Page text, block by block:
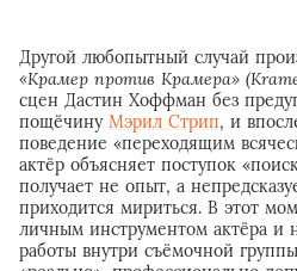
Другой любопытный случай
«Крамер против Крамера»
сцен Дастин Хоффман без
пощёчину Мэрил Стрип, и
поведение «переходящим
актёр объясняет поступок
получает не опыт, а
приходится мириться. В этот
личным инструментом актёра и
работы внутри съёмочной